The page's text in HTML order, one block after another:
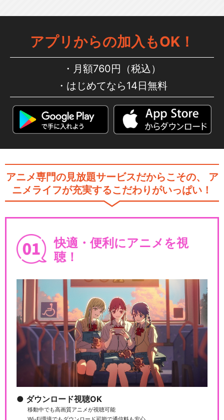
アプリからの加入もOK！
月額760円（税込）
はじめてなら14日無料
アニメ専門の見放題サービスだからこその、
ア
ニメライフが充実するこだわりがいっぱい！
快適・便利にアニメを視
聴！
ダウンロード視聴OK
移動中でも高画質アニメが視聴可能